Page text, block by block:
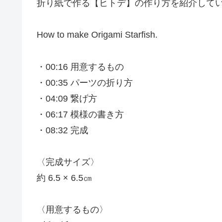
折り紙で作る【ヒトデ】の作り方を紹介して
How to make Origami Starfish.
・00:16 用意するもの
・00:35 パーツの折り方
・04:09 繋げ方
・06:17 模様の書き方
・08:32 完成
〈完成サイズ〉
約 6.5 × 6.5㎝
〈用意するもの〉